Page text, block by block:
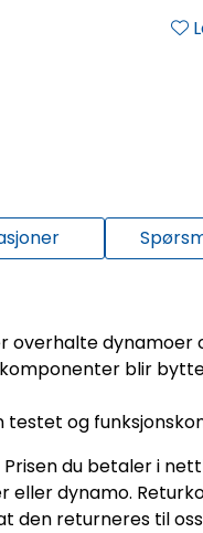
overhalte
blir
og
du betaler i
eller dynamo.
returneres til